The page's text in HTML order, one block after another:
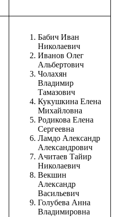
Бабич Иван
Николаевич
Иванов Олег
Альбертович
Чолахян
Владимир
Тамазович
Кукушкина Елена
Михайловна
Родикова Елена
Сергеевна
Ламдо Александр
Александрович
Ачитаев Тайир
Николаевич
Векшин
Александр
Васильевич
Голубева Анна
Владимировна